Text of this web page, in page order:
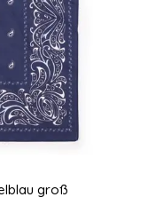
groß